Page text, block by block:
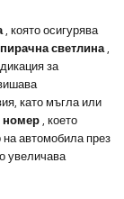
, която осигурява
светлина,
за
като мъгла или
номер, което
автомобила през
увеличава